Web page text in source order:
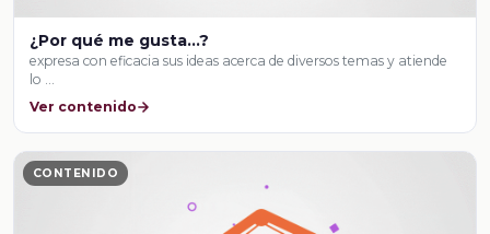
¿Por qué me gusta…?
expresa con eficacia sus ideas acerca de diversos temas y atiende
lo …
Ver contenido
CONTENIDO